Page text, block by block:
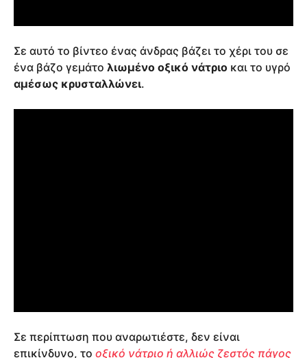
Σε αυτό το βίντεο ένας άνδρας βάζει το χέρι του σε
ένα βάζο γεμάτο λιωμένο οξικό νάτριο και το υγρό
αμέσως κρυσταλλώνει.
Σε περίπτωση που αναρωτιέστε, δεν είναι
επικίνδυνο, το οξικό νάτριο ή αλλιώς ζεστός πάγος